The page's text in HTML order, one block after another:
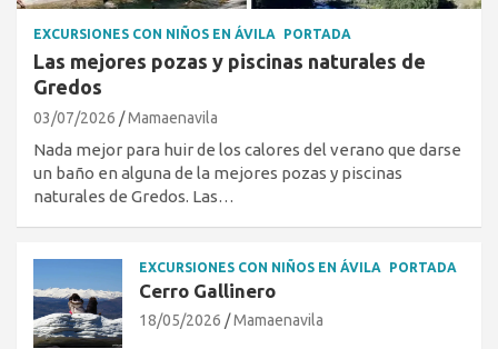
EXCURSIONES CON NIÑOS EN ÁVILA PORTADA
Las mejores pozas y piscinas naturales de
Gredos
03/07/2026 Mamaenavila
Nada mejor para huir de los calores del verano que darse
un baño en alguna de la mejores pozas y piscinas
naturales de Gredos. Las…
EXCURSIONES CON NIÑOS EN ÁVILA PORTADA
Cerro Gallinero
18/05/2026 Mamaenavila